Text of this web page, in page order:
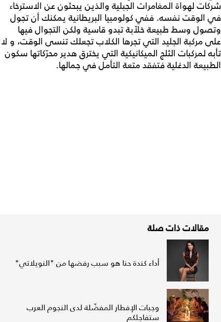
شركات لهواة المغامرات الجبلية والذين يبحثون عن الاسترخاء
في الوقت نفسه. ففي كولومبيا البريطانية يمكنك أن تجول
وتصول وسط طبيعة خلاّبة تبدو قاسية ولكن التجوال فيها
على مركبة الجليد التي تجرها الكلاب تجعلك تنسى الوقت، و لا
تأبه لمركبات الثلج الميكانيكية التي يخترق هدير محرّكاتها سكون
الطبيعة الدغلية فتفقد متعة التأمل في جمالها.
مقالات ذات صلة
أداء كندة حنا هو سبب رفضها من "النويلاتي"
وجبات الإفطار المفضّلة لدى النجوم العرب
ستفاجئكم